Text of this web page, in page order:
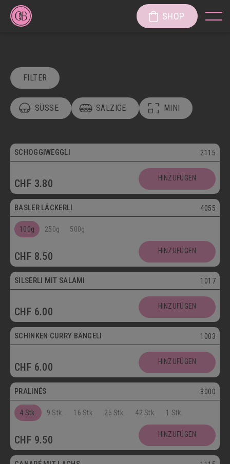
SHOP
FILTER
SÜSSE SALZIGE MINI
SÜSSE KÖSTLICHKEITEN
SÜSSGEBÄCK
KUCHEN/TORTEN/CAKES/WÄHEN LÄGGERLI
SCHOKOLADENSPEZIALITÄTEN
MAIKÄFER
SALZIGE KÖSTLICHKEITEN
SILSERLI
BELEGTE BRÖTCHEN
BROTWAREN
BACKWAREN FASTENWAIE
SCHOGGIWEGGLI 2115
CHF 3.80 HINZUFÜGEN
Vegetarisch
BASLER LÄCKERLI 4055
100g 250g 500g
CHF 8.50 HINZUFÜGEN
SILSERLI MIT SALAMI 1017
CHF 6.00 HINZUFÜGEN
SCHINKEN CURRY BÄNGELI 1003
CHF 6.00 HINZUFÜGEN
Postversand
PRALINÉS 3000
4 Stk. 9 Stk. 16 Stk. 25 Stk. 42 Stk. 1 Stk.
CHF 9.50 HINZUFÜGEN